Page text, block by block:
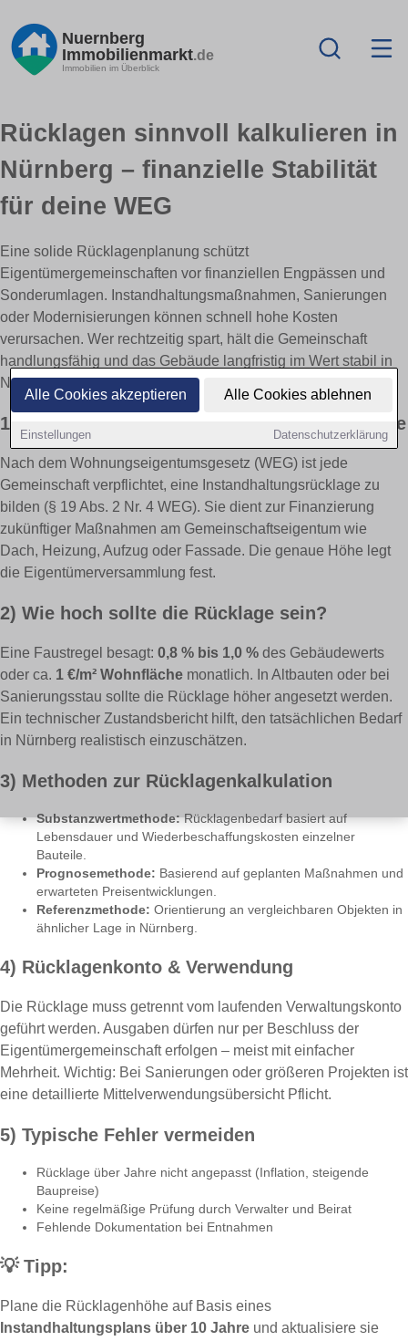
Alle Cookies akzeptieren Alle Cookies ablehnen
Einstellungen Datenschutzerklärung
Nuernberg
Immobilienmarkt.de
Immobilien im Überblick
Rücklagen sinnvoll kalkulieren in
Nürnberg – finanzielle Stabilität
für deine WEG
Eine solide Rücklagenplanung schützt
Eigentümergemeinschaften vor finanziellen Engpässen und
Sonderumlagen. Instandhaltungsmaßnahmen, Sanierungen
oder Modernisierungen können schnell hohe Kosten
verursachen. Wer rechtzeitig spart, hält die Gemeinschaft
handlungsfähig und das Gebäude langfristig im Wert stabil in
Nürnberg.
1) Gesetzliche Grundlagen & Ziel der Rücklage
Nach dem Wohnungseigentumsgesetz (WEG) ist jede
Gemeinschaft verpflichtet, eine Instandhaltungsrücklage zu
bilden (§ 19 Abs. 2 Nr. 4 WEG). Sie dient zur Finanzierung
zukünftiger Maßnahmen am Gemeinschaftseigentum wie
Dach, Heizung, Aufzug oder Fassade. Die genaue Höhe legt
die Eigentümerversammlung fest.
2) Wie hoch sollte die Rücklage sein?
Eine Faustregel besagt: 0,8 % bis 1,0 % des Gebäudewerts
oder ca. 1 €/m² Wohnfläche monatlich. In Altbauten oder bei
Sanierungsstau sollte die Rücklage höher angesetzt werden.
Ein technischer Zustandsbericht hilft, den tatsächlichen Bedarf
in Nürnberg realistisch einzuschätzen.
3) Methoden zur Rücklagenkalkulation
Substanzwertmethode:Rücklagenbedarf basiert auf
Lebensdauer und Wiederbeschaffungskosten einzelner
Bauteile.
Prognosemethode: Basierend auf geplanten Maßnahmen und
erwarteten Preisentwicklungen.
Referenzmethode: Orientierung an vergleichbaren Objekten in
ähnlicher Lage in Nürnberg.
4) Rücklagenkonto & Verwendung
Die Rücklage muss getrennt vom laufenden Verwaltungskonto
geführt werden. Ausgaben dürfen nur per Beschluss der
Eigentümergemeinschaft erfolgen – meist mit einfacher
Mehrheit. Wichtig: Bei Sanierungen oder größeren Projekten ist
eine detaillierte Mittelverwendungsübersicht Pflicht.
5) Typische Fehler vermeiden
Rücklage über Jahre nicht angepasst (Inflation, steigende
Baupreise)
Keine regelmäßige Prüfung durch Verwalter und Beirat
Fehlende Dokumentation bei Entnahmen
💡Tipp:
Plane die Rücklagenhöhe auf Basis eines
Instandhaltungsplans über 10 Jahre und aktualisiere sie